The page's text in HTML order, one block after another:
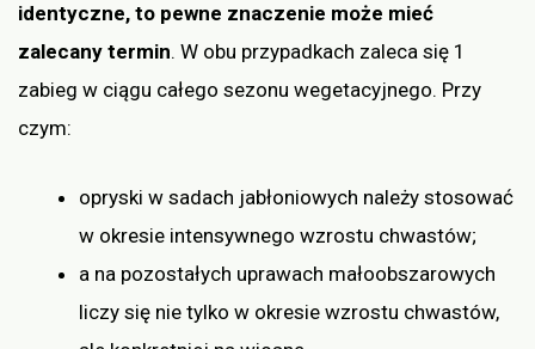
identyczne, to pewne znaczenie może mieć
zalecany termin. W obu przypadkach zaleca się 1
zabieg w ciągu całego sezonu wegetacyjnego. Przy
czym:
opryski w sadach jabłoniowych należy stosować
w okresie intensywnego wzrostu chwastów;
a na pozostałych uprawach małoobszarowych
liczy się nie tylko w okresie wzrostu chwastów,